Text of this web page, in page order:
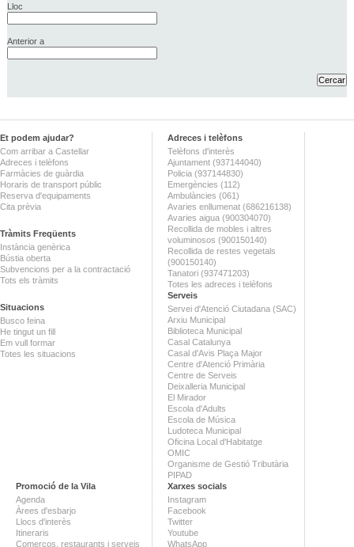
Lloc
Anterior a
Et podem ajudar?
Com arribar a Castellar
Adreces i telèfons
Farmàcies de guàrdia
Horaris de transport públic
Reserva d'equipaments
Cita prèvia
Tràmits Freqüents
Instància genèrica
Bústia oberta
Subvencions per a la contractació
Tots els tràmits
Situacions
Busco feina
He tingut un fill
Em vull formar
Totes les situacions
Adreces i telèfons
Telèfons d'interès
Ajuntament (937144040)
Policia (937144830)
Emergències (112)
Ambulàncies (061)
Avaries enllumenat (686216138)
Avaries aigua (900304070)
Recollida de mobles i altres
voluminosos (900150140)
Recollida de restes vegetals
(900150140)
Tanatori (937471203)
Totes les adreces i telèfons
Serveis
Servei d'Atenció Ciutadana (SAC)
Arxiu Municipal
Biblioteca Municipal
Casal Catalunya
Casal d'Avis Plaça Major
Centre d'Atenció Primària
Centre de Serveis
Deixalleria Municipal
El Mirador
Escola d'Adults
Escola de Música
Ludoteca Municipal
Oficina Local d'Habitatge
OMIC
Organisme de Gestió Tributària
PIPAD
Promoció de la Vila
Agenda
Àrees d'esbarjo
Llocs d'interès
Itineraris
Comerços, restaurants i serveis
Xarxes socials
Instagram
Facebook
Twitter
Youtube
WhatsApp